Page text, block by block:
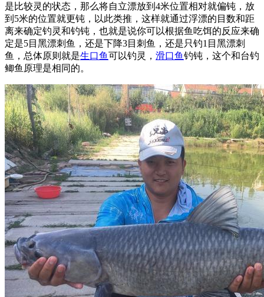
是比较灵的状态，那么将自立漂放到4米位置相对就偏钝，放
到5米的位置就更钝，以此类推，这样就通过浮漂的目数和距
离来确定钓灵和钓钝，也就是说你可以根据鱼吃饵的反应来确
定是5目黑漂刺鱼，还是下降3目刺鱼，还是只钓1目黑漂刺
鱼，总体原则就是生口鱼可以钓灵， 滑口鱼钓钝，这个和台钓
鲫鱼原理是相同的。